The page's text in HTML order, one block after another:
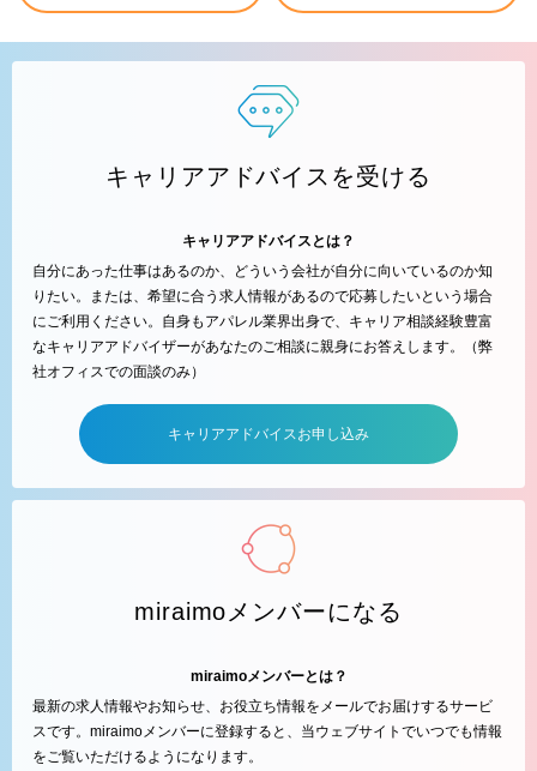
キャリアアドバイスを受ける
キャリアアドバイスとは？
自分にあった仕事はあるのか、どういう会社が自分に向いているのか知
りたい。または、希望に合う求人情報があるので応募したいという場合
にご利用ください。自身もアパレル業界出身で、キャリア相談経験豊富
なキャリアアドバイザーがあなたのご相談に親身にお答えします。（弊
社オフィスでの面談のみ）
キャリアアドバイスお申し込み
miraimoメンバーになる
miraimoメンバーとは？
最新の求人情報やお知らせ、お役立ち情報をメールでお届けするサービ
スです。miraimoメンバーに登録すると、当ウェブサイトでいつでも情報
をご覧いただけるようになります。